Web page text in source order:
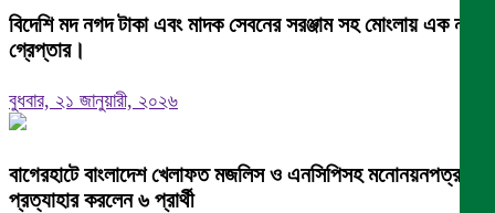
বিদেশি মদ নগদ টাকা এবং মাদক সেবনের সরঞ্জাম সহ মোংলায় এক নারী
গ্রেপ্তার।
বুধবার, ২১ জানুয়ারী, ২০২৬
বাগেরহাটে বাংলাদেশ খেলাফত মজলিস ও এনসিপিসহ মনোনয়নপত্র
প্রত্যাহার করলেন ৬ প্রার্থী